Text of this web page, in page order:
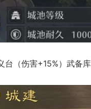
台（伤害+15%）武备